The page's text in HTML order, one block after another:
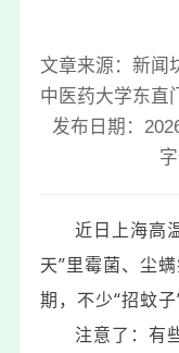
文章来源：新闻
中医药大学东直
发布日期：
字
近日上海高
天”里霉菌、尘
期， 不少“招蚊
注意了： 有